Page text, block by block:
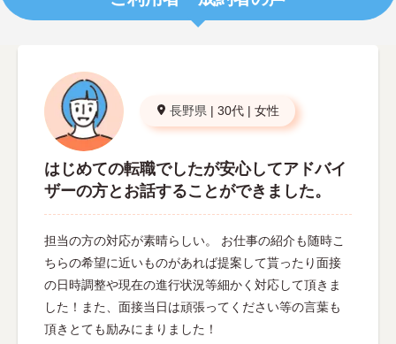
長野県 | 30代 | 女性
はじめての転職でしたが安心してアドバイ
ザーの方とお話することができました。
担当の方の対応が素晴らしい。 お仕事の紹介も随時こ
ちらの希望に近いものがあれば提案して貰ったり面接
の日時調整や現在の進行状況等細かく対応して頂きま
した！また、面接当日は頑張ってください等の言葉も
頂きとても励みにまりました！